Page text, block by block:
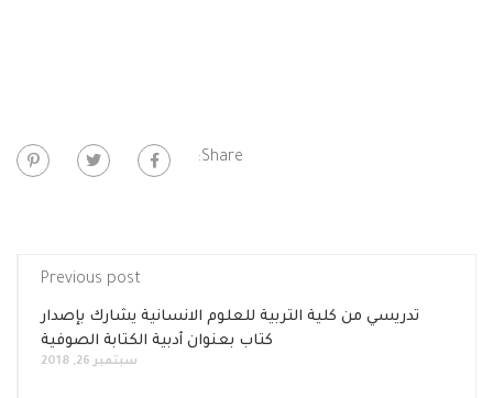
Share:
Previous post
تدريسي من كلية التربية للعلوم الانسانية يشارك بإصدار
كتاب بعنوان أدبية الكتابة الصوفية
سبتمبر 26, 2018